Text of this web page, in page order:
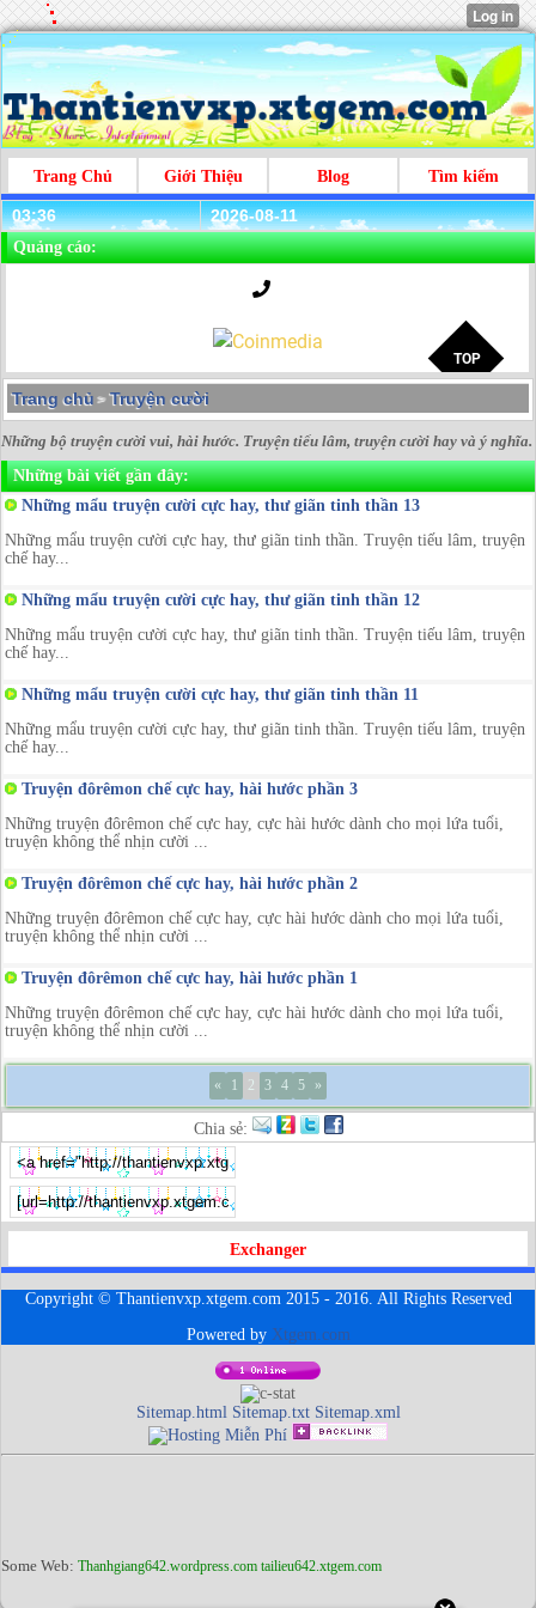
Trang Chủ Giới Thiệu Blog Tìm kiếm
03:36 2026-08-11
Quảng cáo:
Trang chủ >Truyện cười
Những bộ truyện cười vui, hài hước. Truyện tiếu lâm, truyện cười hay và ý nghĩa.
Những bài viết gần đây:
Những mẩu truyện cười cực hay, thư giãn tinh thần 13
Những mẩu truyện cười cực hay, thư giãn tinh thần. Truyện tiếu lâm, truyện
chế hay...
Những mẩu truyện cười cực hay, thư giãn tinh thần 12
Những mẩu truyện cười cực hay, thư giãn tinh thần. Truyện tiếu lâm, truyện
chế hay...
Những mẩu truyện cười cực hay, thư giãn tinh thần 11
Những mẩu truyện cười cực hay, thư giãn tinh thần. Truyện tiếu lâm, truyện
chế hay...
Truyện đôrêmon chế cực hay, hài hước phần 3
Những truyện đôrêmon chế cực hay, cực hài hước dành cho mọi lứa tuổi,
truyện không thể nhịn cười ...
Truyện đôrêmon chế cực hay, hài hước phần 2
Những truyện đôrêmon chế cực hay, cực hài hước dành cho mọi lứa tuổi,
truyện không thể nhịn cười ...
Truyện đôrêmon chế cực hay, hài hước phần 1
Những truyện đôrêmon chế cực hay, cực hài hước dành cho mọi lứa tuổi,
truyện không thể nhịn cười ...
« 1 2 3 4 5 »
Chia sẻ:
Exchanger
Copyright © Thantienvxp.xtgem.com 2015 - 2016. All Rights Reserved
Powered by Xtgem.com
Sitemap.html Sitemap.txt Sitemap.xml
Some Web: Thanhgiang642.wordpress.com tailieu642.xtgem.com